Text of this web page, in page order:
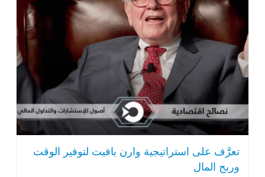
تعرَّف على استراتيجية وارن بافيت لتوفير الوقت
وربح المال